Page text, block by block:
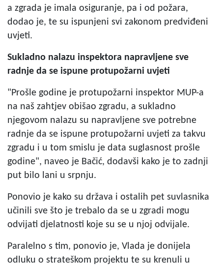
a zgrada je imala osiguranje, pa i od požara,
dodao je, te su ispunjeni svi zakonom predviđeni
uvjeti.
Sukladno nalazu inspektora napravljene sve
radnje da se ispune protupožarni uvjeti
"Prošle godine je protupožarni inspektor MUP-a
na naš zahtjev obišao zgradu, a sukladno
njegovom nalazu su napravljene sve potrebne
radnje da se ispune protupožarni uvjeti za takvu
zgradu i u tom smislu je data suglasnost prošle
godine", naveo je Bačić, dodavši kako je to zadnji
put bilo lani u srpnju.
Ponovio je kako su država i ostalih pet suvlasnika
učinili sve što je trebalo da se u zgradi mogu
odvijati djelatnosti koje su se u njoj odvijale.
Paralelno s tim, ponovio je, Vlada je donijela
odluku o strateškom projektu te su krenuli u